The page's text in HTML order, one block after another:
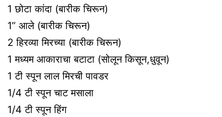
1 छोटा कांदा (बारीक चिरून)
1” आले (बारीक चिरून)
2 हिरव्या मिरच्या (बारीक चिरून)
1 मध्यम आकाराचा बटाटा (सोलून किसून,धुवून)
1 टी स्पून लाल मिरची पावडर
1/4 टी स्पून चाट मसाला
1/4 टी स्पून हिंग